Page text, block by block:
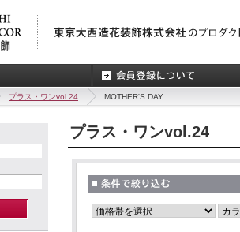
プラス・ワンvol.24 MOTHER'S DAY
プラス・ワンvol.24